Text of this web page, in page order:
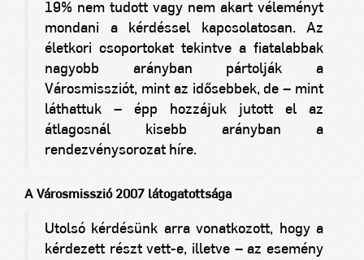
19% nem tudott vagy nem akart véleményt
mondani a kérdéssel kapcsolatosan. Az
életkori csoportokat tekintve a fiatalabbak
nagyobb arányban pártolják a
Városmissziót, mint az idősebbek, de – mint
láthattuk – épp hozzájuk jutott el az
átlagosnál kisebb arányban a
rendezvénysorozat híre.
A Városmisszió 2007 látogatottsága
Utolsó kérdésünk arra vonatkozott, hogy a
kérdezett részt vett-e, illetve – az esemény